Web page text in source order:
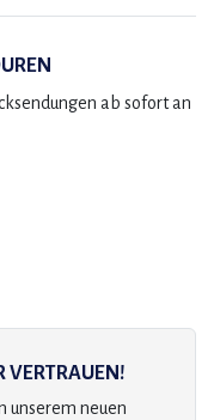
ab sofort an
VERTRAUEN!
unserem neuen